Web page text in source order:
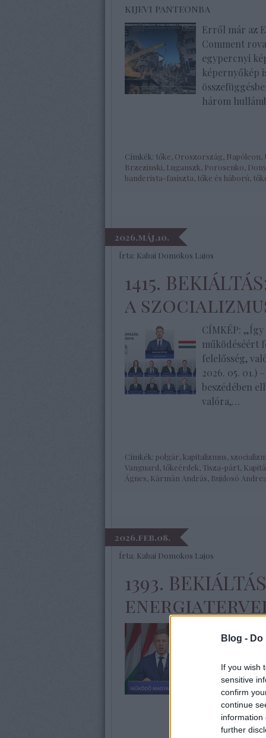
Blog -
If you wish
sensitive
confirm
continue
information
further
kijevi panteonba
Erről már az
Comment
egypercnyi
képernyőkép
három
Címkék: tőke Oroszország Napóleon
Brzezinski Luganszk Porosenko
banderista-fasiszta tőke és háború
2026.máj.10.
Írta: Kabai Domokos Lajos
1415.
a
CÍMKÉP: „Így
működéséért
felelősség,
2026. 05. 01.)
beszédében
valóra,…
Címkék: polgár kapitalizmus
Vanguard tőkeérdek Tisza-párt
Ágnes Kármán András Bujdosó Andrea
2026.feb.08.
Írta: Kabai Domokos Lajos
1393.
bemutatta a
Facebook
gondolt…